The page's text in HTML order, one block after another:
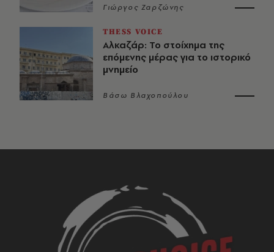
Γιώργος Ζαρζώνης
THESS VOICE
Αλκαζάρ: Το στοίχημα της
επόμενης μέρας για το ιστορικό
μνημείο
Βάσω Βλαχοπούλου